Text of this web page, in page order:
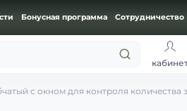
Бонусная программа Сотрудничество
с окном для контроля количества